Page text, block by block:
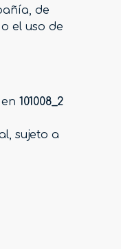
de
el uso de
101008_2
sujeto a